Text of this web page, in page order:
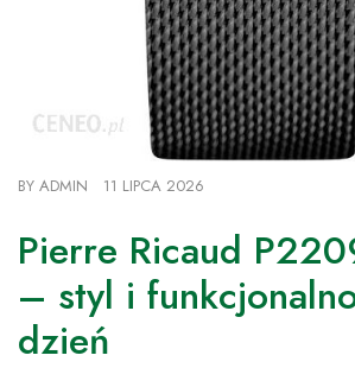
BY ADMIN 11 LIPCA 2026
Pierre Ricaud
– styl i
dzień